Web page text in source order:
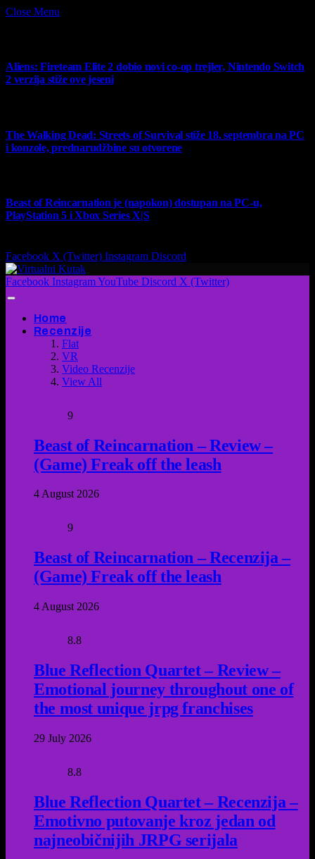
Close Menu
Aliens: Fireteam Elite 2 dobio novi co-op trejler, Nintendo Switch
2 verzija stiže ove jeseni
The Walking Dead: Streets of Survival stiže 18. septembra na PC
i konzole, prednarudžbine su otvorene
Beast of Reincarnation je (napokon) dostupan na PC-u,
PlayStation 5 i Xbox Series X|S
Facebook X (Twitter) Instagram Discord
Facebook InstagramYouTube Discord X (Twitter)
Home
Recenzije
Flat
VR
Video Recenzije
View All
9
Beast of Reincarnation – Review –
(Game) Freak off the leash
4 August 2026
9
Beast of Reincarnation – Recenzija –
(Game) Freak off the leash
4 August 2026
8.8
Blue Reflection Quartet – Review –
Emotional journey throughout one of
the most unique jrpg franchises
29 July 2026
8.8
Blue Reflection Quartet – Recenzija –
Emotivno putovanje kroz jedan od
najneobičnijih JRPG serijala